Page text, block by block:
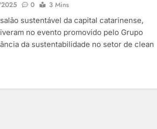
0
3 Mins
sustentável da capital catarinense,
no evento promovido pelo Grupo
da sustentabilidade no setor de clean